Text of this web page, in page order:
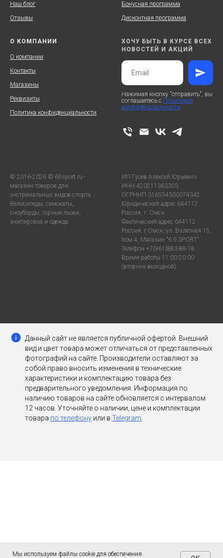
Мы используем файлы cookie для обеспечения
Наш блог
Отзывы
Бонусная программа
Дисконтная программа
О КОМПАНИИ
О компании
Контакты
Магазины
Реквизиты
Политика конфиденциальности
ХОЧУ БЫТЬ В КУРСЕ ВСЕХ
НОВОСТЕЙ И АКЦИЙ
Нажимая кнопку "отправить", вы
соглашаетесь с Политикой
конфиденциальности
© 2016-2026 © 69sport.ru -
магазин товаров для
экстремальных видов спорта.
Велосипеды, самокаты,
сноуборды, горные лыжи,
экипировка и одежда.
ИП Гусев Алексей Юрьевич
ИНН 420211363303
ОГРНИП 316554300074342
Юридический адрес 644112
Россия, г. Омск
Фактический адрес 644112
Россия, г.Омск, ул. Взлетная 15,
пом.4, Магазин "6.9 SPORT"
Телефон +7(961)883-88-18
Время работы 11:00-20:00
(вторник выходной)
Данный сайт не является публичной офертой. Внешний
вид и цвет товара может отличаться от представленных
фотографий на сайте. Производители оставляют за
собой право вносить изменения в технические
характеристики и комплектацию товара без
предварительного уведомления. Информация по
наличию товаров на сайте обновляется с интервалом
12 часов. Уточняйте о наличии, цене и комплектации
товара по телефону или в Telegram.